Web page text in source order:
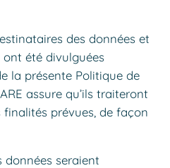
des données et
été divulguées
la présente Politique de
assure qu’ils traiteront
finalités prévues, de façon
données seraient